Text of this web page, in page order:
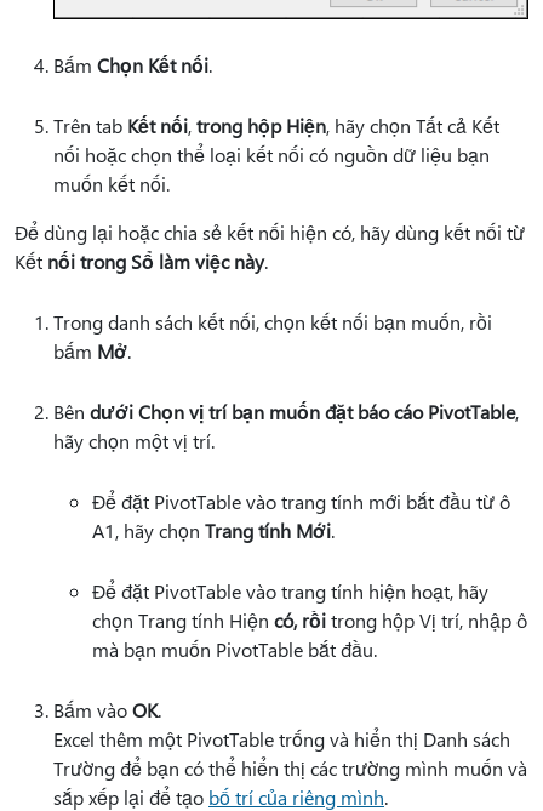
Bấm Chọn Kết nối.
Trên tab Kết nối,trong hộp Hiện, hãy chọn Tất cả Kết
nối hoặc chọn thể loại kết nối có nguồn dữ liệu bạn
muốn kết nối.
Để dùng lại hoặc chia sẻ kết nối hiện có, hãy dùng kết nối từ
Kết nối trong Sổ làm việc này.
Trong danh sách kết nối, chọn kết nối bạn muốn, rồi
bấm Mở.
Bên dưới Chọn vị trí bạn muốn đặt báo cáo PivotTable,
hãy chọn một vị trí.
Để đặt PivotTable vào trang tính mới bắt đầu từ ô
A1, hãy chọn Trang tính Mới.
Để đặt PivotTable vào trang tính hiện hoạt, hãy
chọn Trang tính Hiện có, rồitrong hộp Vị trí, nhập ô
mà bạn muốn PivotTable bắt đầu.
Bấm vàoOK.
Excel thêm một PivotTable trống và hiển thị Danh sách
Trường để bạn có thể hiển thị các trường mình muốn và
sắp xếp lại để tạo bố trí của riêng mình.